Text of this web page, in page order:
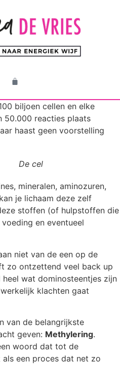
biljoen cellen en elke
50.000 reacties plaats
haast geen voorstelling
De cel
mineralen, aminozuren,
je lichaam deze zelf
stoffen (of hulpstoffen die
en eventueel
niet van de een op de
zo ontzettend veel back up
wat dominosteentjes zijn
klachten gaat
van de belangrijkste
geven: Methylering.
woord dat tot de
een proces dat net zo